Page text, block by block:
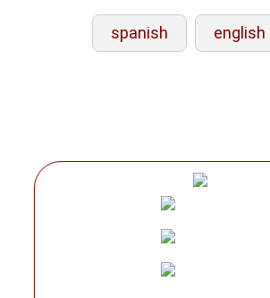
spanish english